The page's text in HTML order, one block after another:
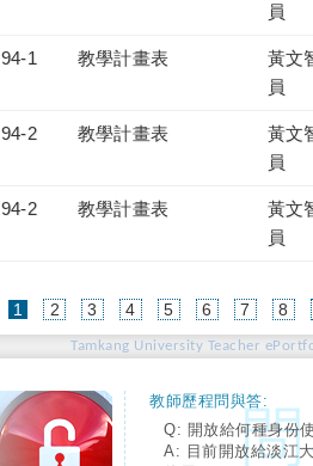
員
94-1 教學計畫表
黃文
員
94-2 教學計畫表
黃文
員
94-2 教學計畫表
黃文
員
1 (current)
2 3 4 5 6 7 8
Tamkang University Teacher
教師歷程問與答:
Q: 開放給何種身份
A: 目前開放給淡江